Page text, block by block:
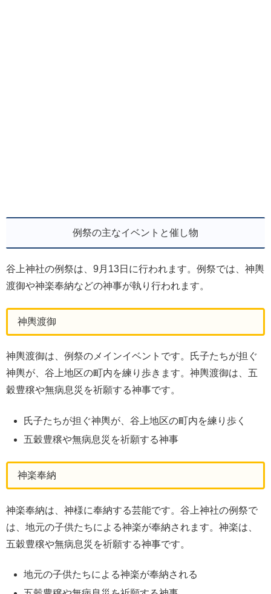
例祭の主なイベントと催し物
谷上神社の例祭は、9月13日に行われます。例祭では、神輿
渡御や神楽奉納などの神事が執り行われます。
神輿渡御
神輿渡御は、例祭のメインイベントです。氏子たちが担ぐ
神輿が、谷上地区の町内を練り歩きます。神輿渡御は、五
穀豊穣や無病息災を祈願する神事です。
氏子たちが担ぐ神輿が、谷上地区の町内を練り歩く
五穀豊穣や無病息災を祈願する神事
神楽奉納
神楽奉納は、神様に奉納する芸能です。谷上神社の例祭で
は、地元の子供たちによる神楽が奉納されます。神楽は、
五穀豊穣や無病息災を祈願する神事です。
地元の子供たちによる神楽が奉納される